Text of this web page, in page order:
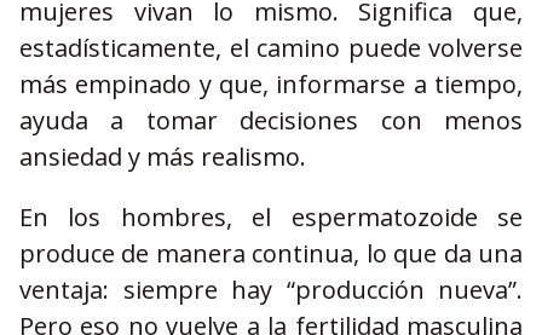
mujeres vivan lo mismo. Significa que,
estadísticamente, el camino puede volverse
más empinado y que, informarse a tiempo,
ayuda a tomar decisiones con menos
ansiedad y más realismo.
En los hombres, el espermatozoide se
produce de manera continua, lo que da una
ventaja: siempre hay “producción nueva”.
Pero eso no vuelve a la fertilidad masculina